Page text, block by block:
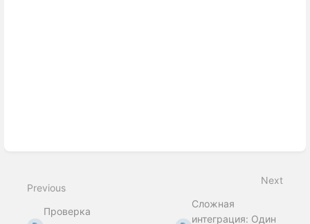
Previous
Проверка
Next
Сложная
интеграция: Один